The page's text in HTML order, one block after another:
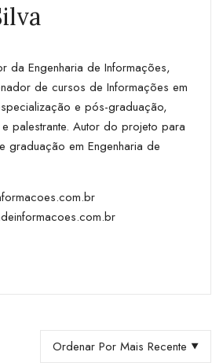
da Engenharia de Informações,
de cursos de Informações em
e pós-graduação,
palestrante. Autor do projeto para
em Engenharia de
Ordenar Por Mais Recente